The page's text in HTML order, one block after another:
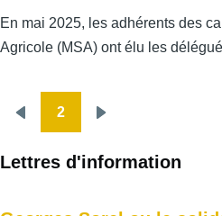
En mai 2025, les adhérents des
Agricole (MSA) ont élu les
Page
2
Lettres d'information